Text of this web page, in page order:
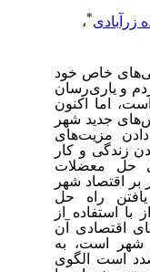
* ،
خاص خود
و یاری‌رسان
اما اکنون
جدید شهر
مزیت‌های
زندگی و کار
حل معضلات
اقتصاد شهر
راه حل
استفاده از
اقتصادی آن
است، به
است الگوی